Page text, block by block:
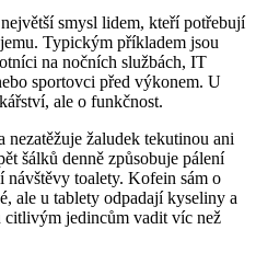
smysl lidem, kteří potřebují
Typickým příkladem jsou
na nočních službách, IT
sportovci před výkonem. U
ale o funkčnost.
žaludek tekutinou ani
šálků denně způsobuje pálení
návštěvy toalety. Kofein sám o
ale u tablety odpadají kyseliny a
citlivým jedincům vadit víc než